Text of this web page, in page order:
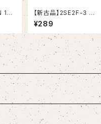
18.
【新古品】2SE2F-3 ハ
イスエンドミル (YG-1)
¥289